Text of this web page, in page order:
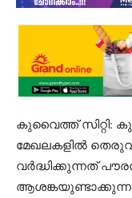
കുവൈത്ത് സിറ്റി:
മേഖലകളിൽ
വർദ്ധിക്കുന്നത്
ആശങ്കയുണ്ടാക്കുന്നു.